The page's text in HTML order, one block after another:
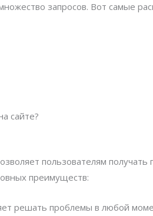
запросов. Вот самые
сайте?
пользователям
преимуществ:
решать проблемы в любой